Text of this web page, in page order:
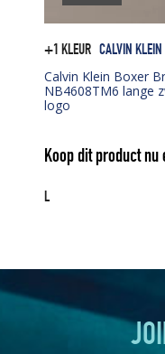
+1 KLEUR CALVIN KLEIN
Calvin Klein Boxer
NB4608TM6 lange
logo
Koop dit product nu
L